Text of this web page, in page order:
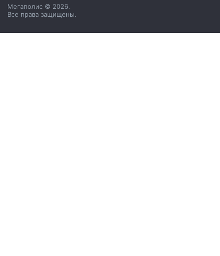
Мегаполис © 2026.
Все права защищены.